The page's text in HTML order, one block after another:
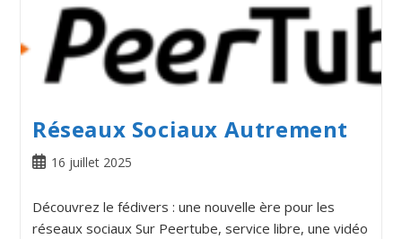
Réseaux Sociaux Autrement
16 juillet 2025
Découvrez le fédivers : une nouvelle ère pour les
réseaux sociaux Sur Peertube, service libre, une vidéo